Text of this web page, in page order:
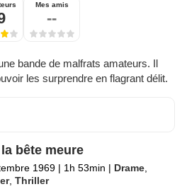
Mes amis
--
bande de malfrats amateurs. Il
les surprendre en flagrant délit.
bête meure
1969 | 1h 53min | Drame,
,Thriller